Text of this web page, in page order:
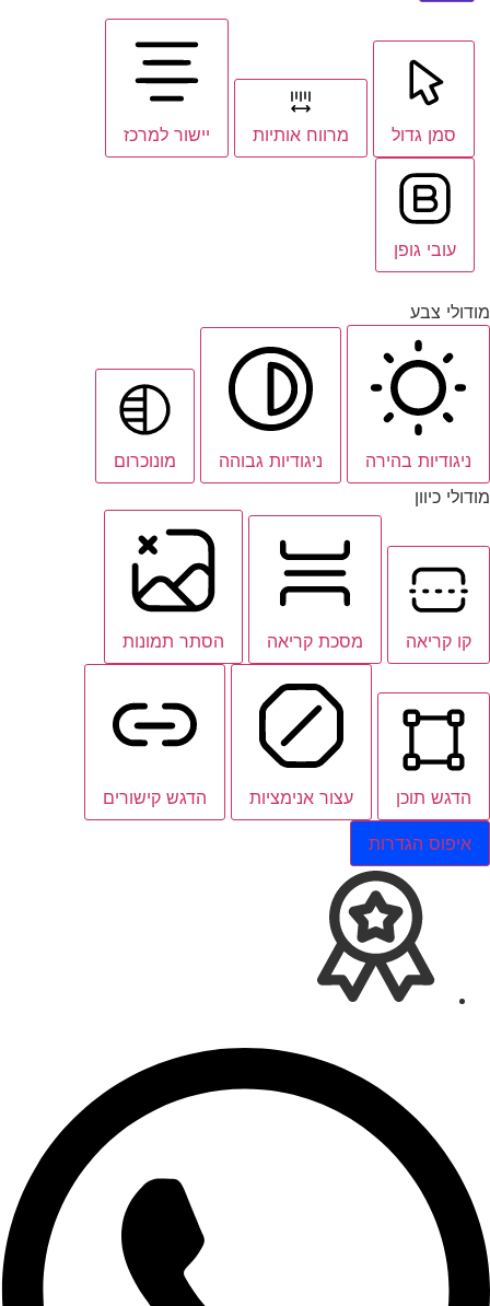
סמן גדול מרווח אותיות יישור למרכז
עובי גופן
מודולי צבע
ניגודיות בהירה ניגודיות גבוהה
מונוכרום
מודולי כיוון
קו קריאה מסכת קריאה הסתר תמונות
הדגש תוכן עצור אנימציות הדגש קישורים
איפוס הגדרות